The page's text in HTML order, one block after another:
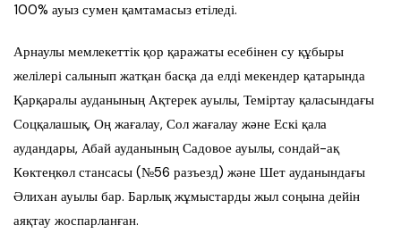
100% ауыз сумен қамтамасыз етіледі.
Арнаулы мемлекеттік қор қаражаты есебінен су құбыры
желілері салынып жатқан басқа да елді мекендер қатарында
Қарқаралы ауданының Ақтерек ауылы, Теміртау қаласындағы
Соцқалашық, Оң жағалау, Сол жағалау және Ескі қала
аудандары, Абай ауданының Садовое ауылы, сондай-ақ
Көктеңкөл стансасы (№56 разъезд) және Шет ауданындағы
Әлихан ауылы бар. Барлық жұмыстарды жыл соңына дейін
аяқтау жоспарланған.